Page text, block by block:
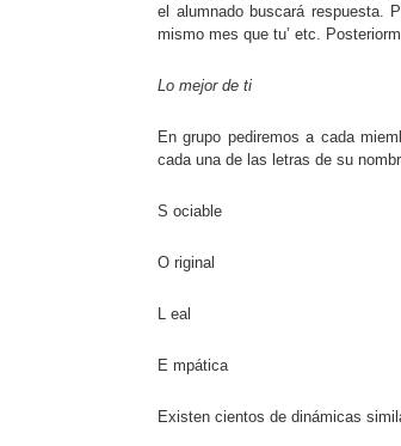
el alumnado buscará respuesta.
mismo mes que tu’ etc.
Lo mejor de ti
En grupo pediremos a cada
cada una de las letras de su
S ociable
O riginal
L eal
E mpática
Existen cientos de dinámicas